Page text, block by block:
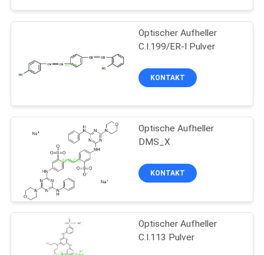
ANGEBOT
SITEMAP
POLICY
Optischer Aufheller
C.I.199/ER-I Pulver
KONTAKT
Optische Aufheller
DMS_X
KONTAKT
Optischer Aufheller
C.I.113 Pulver